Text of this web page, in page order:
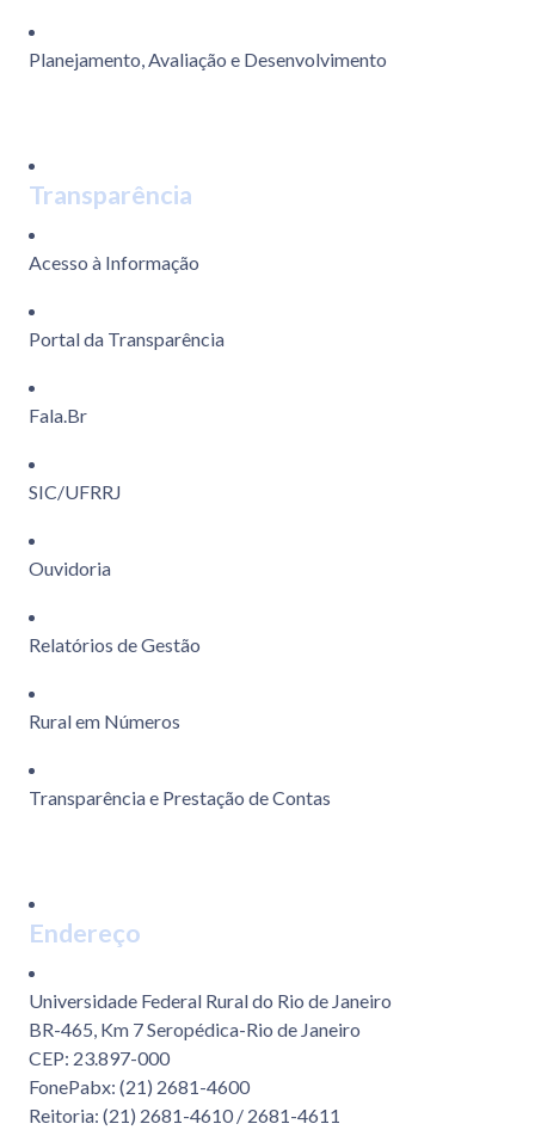
Planejamento, Avaliação e Desenvolvimento
Transparência
Acesso à Informação
Portal da Transparência
Fala.Br
SIC/UFRRJ
Ouvidoria
Relatórios de Gestão
Rural em Números
Transparência e Prestação de Contas
Endereço
Universidade Federal Rural do Rio de Janeiro
BR-465, Km 7 Seropédica-Rio de Janeiro
CEP: 23.897-000
FonePabx: (21) 2681-4600
Reitoria: (21) 2681-4610 / 2681-4611